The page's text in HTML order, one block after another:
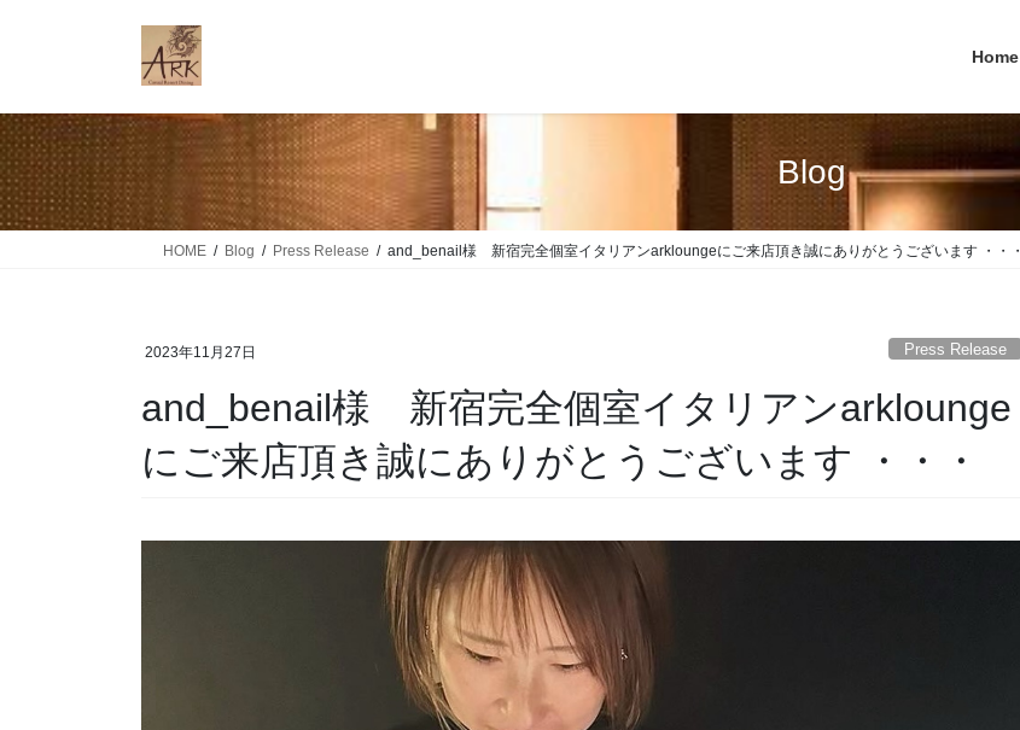
ツ
に
移
動
シ
ョ
ン
に
Home
Blog
HOME Blog Press Release and_benail様 新宿完全個室イタリアンarkloungeにご来店頂き誠にありがとうございます ・・・
2023年11月27日 Press Release
and_benail様 新宿完全個室イタリアンarklounge
にご来店頂き誠にありがとうございます ・・・